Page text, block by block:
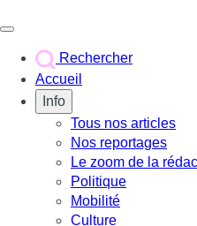
Rechercher
Accueil
Info
Tous nos articles
Nos reportages
Le zoom de la
Politique
Mobilité
Culture